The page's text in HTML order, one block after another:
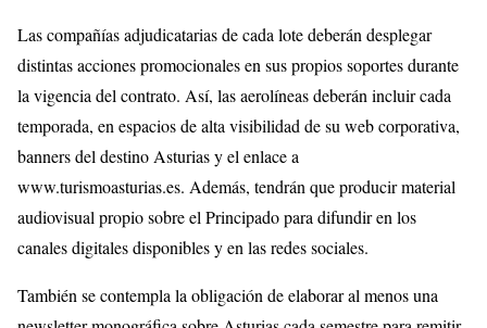
Las compañías adjudicatarias de cada lote deberán desplegar
distintas acciones promocionales en sus propios soportes durante
la vigencia del contrato. Así, las aerolíneas deberán incluir cada
temporada, en espacios de alta visibilidad de su web corporativa,
banners del destino Asturias y el enlace a
www.turismoasturias.es. Además, tendrán que producir material
audiovisual propio sobre el Principado para difundir en los
canales digitales disponibles y en las redes sociales.
También se contempla la obligación de elaborar al menos una